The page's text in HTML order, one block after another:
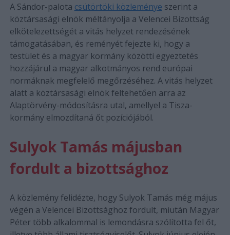
A Sándor-palota csütörtöki közleménye szerint a
köztársasági elnök méltányolja a Velencei Bizottság
elkötelezettségét a vitás helyzet rendezésének
támogatásában, és reményét fejezte ki, hogy a
testület és a magyar kormány közötti egyeztetés
hozzájárul a magyar alkotmányos rend európai
normáknak megfelelő megőrzéséhez. A vitás helyzet
alatt a köztársasági elnök feltehetően arra az
Alaptörvény-módosításra utal, amellyel a Tisza-
kormány elmozdítaná őt pozíciójából.
Sulyok Tamás májusban
fordult a bizottsághoz
A közlemény felidézte, hogy Sulyok Tamás még május
végén a Velencei Bizottsághoz fordult, miután Magyar
Péter több alkalommal is lemondásra szólította fel őt,